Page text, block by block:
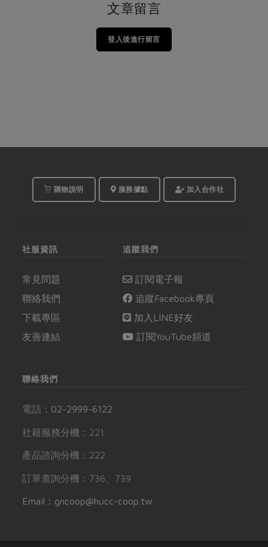
文章留言
登入後進行留言
購物說明 服務據點 加入合作社
社服資訊
常見問題
聯絡我們
下載專區
友善連結
追蹤我們
訂閱電子報
追蹤Facebook專頁
加入LINE好友
訂閱YouTube頻道
聯絡我們
電話： 02-2999-6122
社籍服務分機：221
產品諮詢分機：222
訂單查詢分機：736、739
Email：gncoop@hucc-coop.tw